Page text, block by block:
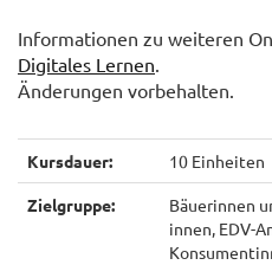
Informationen zu weiteren
Digitales Lernen.
Änderungen vorbehalten.
Kursdauer: 10 Einheiten
Zielgruppe:
Bäuerinnen
innen, EDV-